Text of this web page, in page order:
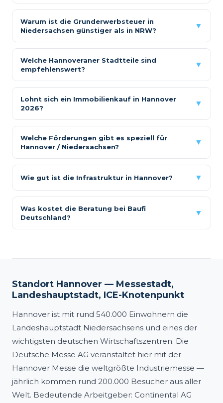
Warum ist die Grunderwerbsteuer in
Niedersachsen günstiger als in NRW?
▼
Welche Hannoveraner Stadtteile sind
empfehlenswert?
▼
Lohnt sich ein Immobilienkauf in Hannover
2026?
▼
Welche Förderungen gibt es speziell für
Hannover / Niedersachsen?
▼
Wie gut ist die Infrastruktur in Hannover? ▼
Was kostet die Beratung bei Baufi
Deutschland?
▼
Standort Hannover — Messestadt,
Landeshauptstadt, ICE-Knotenpunkt
Hannover ist mit rund 540.000 Einwohnern die
Landeshauptstadt Niedersachsens und eines der
wichtigsten deutschen Wirtschaftszentren. Die
Deutsche Messe AG veranstaltet hier mit der
Hannover Messe die weltgrößte Industriemesse —
jährlich kommen rund 200.000 Besucher aus aller
Welt. Bedeutende Arbeitgeber: Continental AG